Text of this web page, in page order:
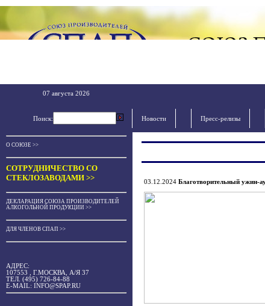
07 августа 2026
Поиск: Новости Пресс-релизы
О СОЮЗЕ >>
СОТРУДНИЧЕСТВО СО
СТЕКЛОЗАВОДАМИ >>
ДЕКЛАРАЦИЯ СОЮЗА ПРОИЗВОДИТЕЛЕЙ
АЛКОГОЛЬНОЙ ПРОДУКЦИИ >>
ДЛЯ ЧЛЕНОВ СПАП >>
АДРЕС:
107553 , Г.МОСКВА, А/Я 37
ТЕЛ. (495) 726-84-88
E-MAIL: INFO@SPAP.RU
03.12.2024 Благотворительный ужин-